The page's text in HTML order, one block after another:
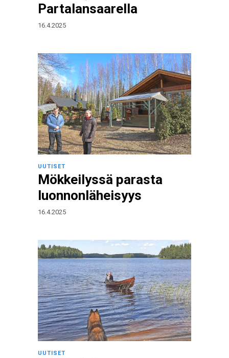
Partalansaarella
16.4.2025
UUTISET
Mökkeilyssä parasta
luonnonläheisyys
16.4.2025
UUTISET